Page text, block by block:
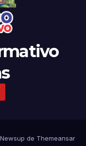
de Themeansar